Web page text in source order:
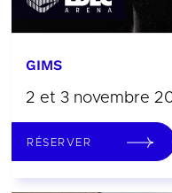
GIMS
2 et 3 novembre
RÉSERVER